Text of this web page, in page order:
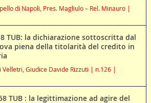
di Napoli, Pres. Magliulo – Rel. Minauro |
58 TUB: la dichiarazione sottoscritta dal
piena della titolarità del credito in
Giudice Davide Rizzuti | n.126 |
58 TUB : la legittimazione ad agire del